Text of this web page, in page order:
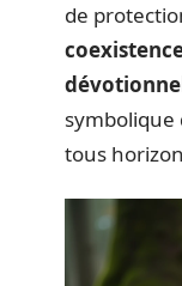
de
symbolique
tous